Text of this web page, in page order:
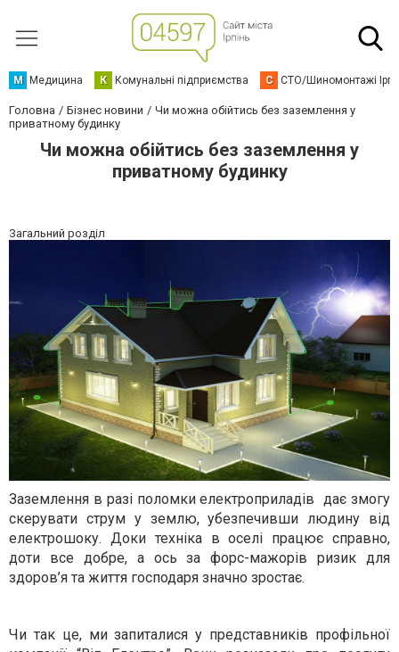
М Медицина К Комунальні підприємства С СТО/Шиномонтажі
Головна Бізнес новини
Чи можна обійтись без заземлення у
приватному будинку
Чи можна обійтись без заземлення у
приватному будинку
Загальний розділ
Заземлення в разі поломки електроприладів дає змогу
скерувати струм у землю, убезпечивши людину від
електрошоку. Доки техніка в оселі працює справно,
доти все добре, а ось за форс-мажорів ризик для
здоров’я та життя господаря значно зростає.
Чи так це, ми запиталися у представників профільної